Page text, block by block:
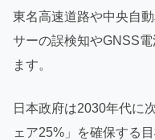
東名高速道路や中央自
サーの誤検知やGNSS
ます。
日本政府は2030年代に
ェア25%」を確保する